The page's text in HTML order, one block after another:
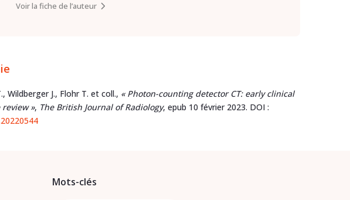
Voir la fiche de l’auteur
Wildberger J., Flohr T. et coll., « Photon-counting detector CT: early clinical
», The British Journal of Radiology, epub 10 février 2023. DOI :
Mots-clés